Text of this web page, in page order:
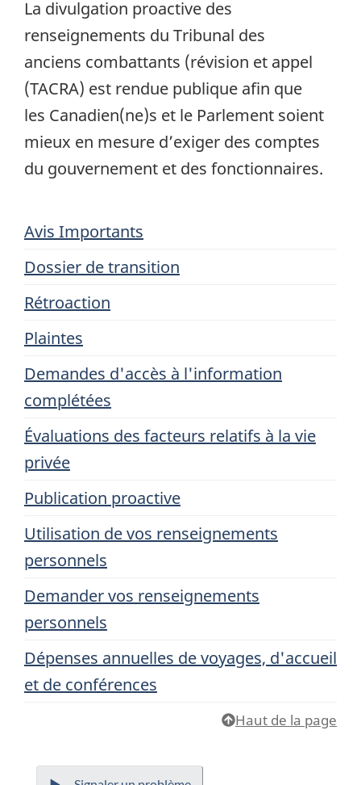
La divulgation proactive des
renseignements du Tribunal des
anciens combattants (révision et appel
(TACRA) est rendue publique afin que
les Canadien(ne)s et le Parlement soient
mieux en mesure d’exiger des comptes
du gouvernement et des fonctionnaires.
Avis Importants
Dossier de transition
Rétroaction
Plaintes
Demandes d'accès à l'information
complétées
Évaluations des facteurs relatifs à la vie
privée
Publication proactive
Utilisation de vos renseignements
personnels
Demander vos renseignements
personnels
Dépenses annuelles de voyages, d'accueil
et de conférences
Haut de la page